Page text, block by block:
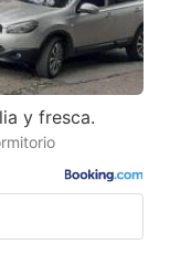
y fresca.